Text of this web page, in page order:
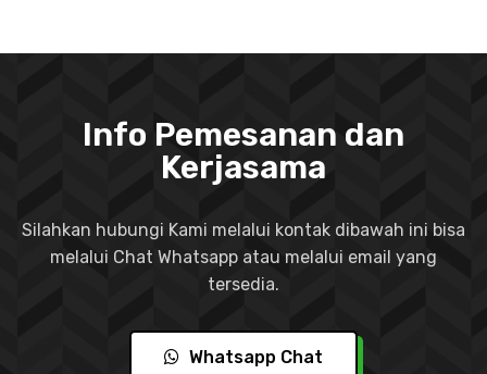
Info Pemesanan dan
Kerjasama
Silahkan hubungi Kami melalui kontak dibawah ini bisa
melalui Chat Whatsapp atau melalui email yang
tersedia.
Whatsapp Chat